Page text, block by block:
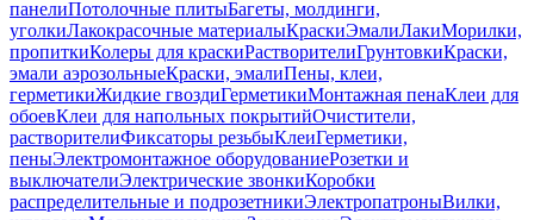
панелиПотолочные плитыБагеты, молдинги,
уголкиЛакокрасочные материалыКраскиЭмалиЛакиМорилки,
пропиткиКолеры для краскиРастворителиГрунтовкиКраски,
эмали аэрозольныеКраски, эмалиПены, клеи,
герметикиЖидкие гвоздиГерметикиМонтажная пенаКлеи для
обоевКлеи для напольных покрытийОчистители,
растворителиФиксаторы резьбыКлеиГерметики,
пеныЭлектромонтажное оборудованиеРозетки и
выключателиЭлектрические звонкиКоробки
распределительные и подрозетникиЭлектропатроныВилки,